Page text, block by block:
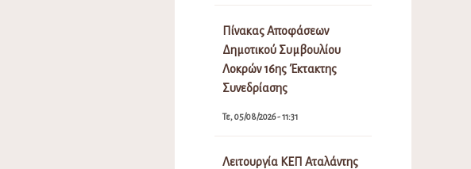
Πίνακας Αποφάσεων
Δημοτικού Συμβουλίου
Λοκρών 16ης Έκτακτης
Συνεδρίασης
Τε, 05/08/2026 - 11:31
Λειτουργία ΚΕΠ Αταλάντης